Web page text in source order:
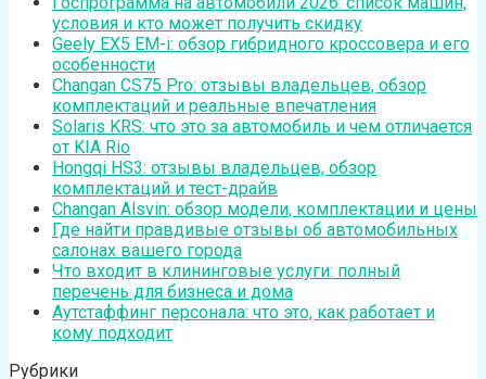
условия и кто может получить скидку
Geely EX5 EM-i: обзор гибридного кроссовера и его
особенности
Changan CS75 Pro: отзывы владельцев, обзор
комплектаций и реальные впечатления
Solaris KRS: что это за автомобиль и чем отличается
от KIA Rio
Hongqi HS3: отзывы владельцев, обзор
комплектаций и тест-драйв
Changan Alsvin: обзор модели, комплектации и цены
Где найти правдивые отзывы об автомобильных
салонах вашего города
Что входит в клининговые услуги: полный
перечень для бизнеса и дома
Аутстаффинг персонала: что это, как работает и
кому подходит
Рубрики